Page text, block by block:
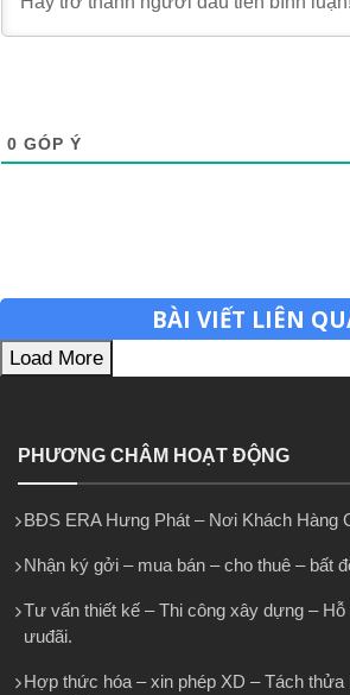
0 GÓP Ý
BÀI VIẾT LIÊN
Load More
PHƯƠNG CHÂM HOẠT ĐỘNG
BĐS ERA Hưng Phát – Nơi Khách Hàng
Nhận ký gởi – mua bán – cho thuê – bất
Tư vấn thiết kế – Thi công xây dựng –
ưuđãi.
Hợp thức hóa – xin phép XD – Tách